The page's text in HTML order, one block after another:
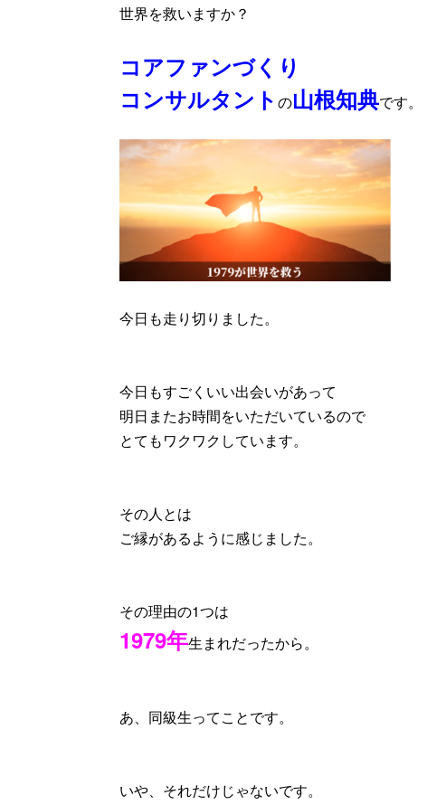
世界を救いますか？
コアファンづくり
コンサルタント の山根知典です。
今日も走り切りました。
今日もすごくいい出会いがあって
明日またお時間をいただいているので
とてもワクワクしています。
その人とは
ご縁があるように感じました。
その理由の1つは
1979年生まれだったから。
あ、同級生ってことです。
いや、それだけじゃないです。